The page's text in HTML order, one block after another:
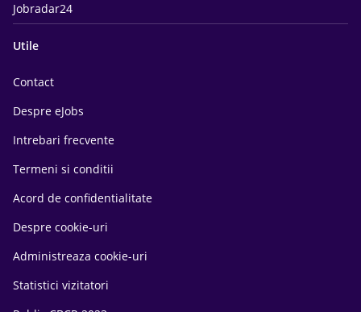
Jobradar24
Utile
Contact
Despre eJobs
Intrebari frecvente
Termeni si conditii
Acord de confidentialitate
Despre cookie-uri
Administreaza cookie-uri
Statistici vizitatori